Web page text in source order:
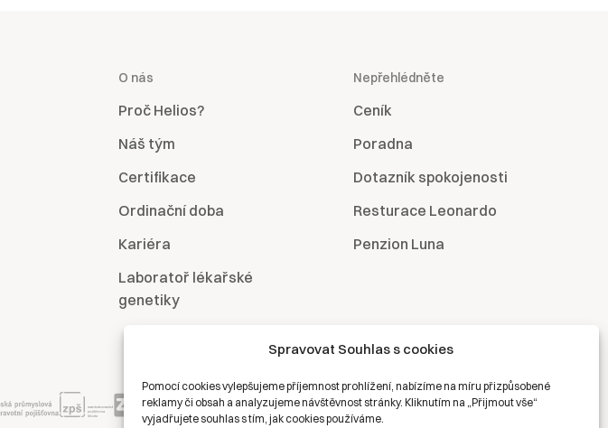
Spravovat Souhlas s cookies
Pomocí cookies vylepšujeme příjemnost prohlížení, nabízíme na míru přizpůsobené
reklamy či obsah a analyzujeme návštěvnost stránky. Kliknutím na „Přijmout vše“
vyjadřujete souhlas s tím, jak cookies používáme.
O nás
Proč Helios?
Náš tým
Certifikace
Ordinační doba
Kariéra
Laboratoř lékařské
genetiky
Nepřehlédněte
Ceník
Poradna
Dotazník spokojenosti
Resturace Leonardo
Penzion Luna